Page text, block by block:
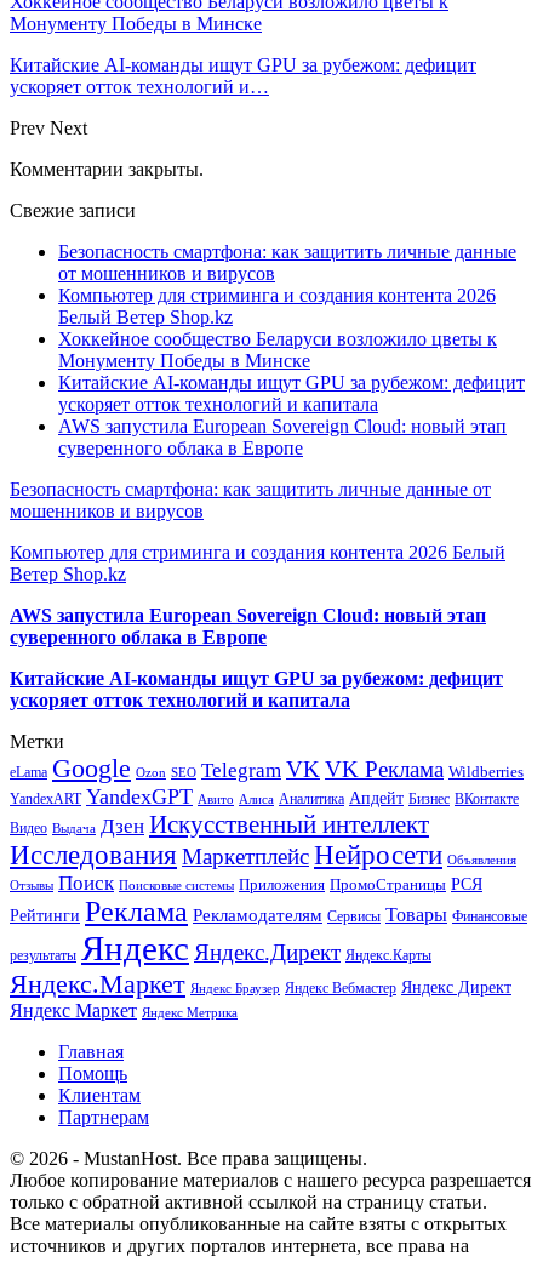
Монументу Победы в Минске
Китайские AI-команды ищут GPU за рубежом: дефицит
ускоряет отток технологий и…
Prev Next
Комментарии закрыты.
Свежие записи
Безопасность смартфона: как защитить личные данные
от мошенников и вирусов
Компьютер для стриминга и создания контента 2026
Белый Ветер Shop.kz
Хоккейное сообщество Беларуси возложило цветы к
Монументу Победы в Минске
Китайские AI-команды ищут GPU за рубежом: дефицит
ускоряет отток технологий и капитала
AWS запустила European Sovereign Cloud: новый этап
суверенного облака в Европе
Безопасность смартфона: как защитить личные данные от
мошенников и вирусов
Компьютер для стриминга и создания контента 2026 Белый
Ветер Shop.kz
AWS запустила European Sovereign Cloud: новый этап
суверенного облака в Европе
Китайские AI-команды ищут GPU за рубежом: дефицит
ускоряет отток технологий и капитала
Метки
eLama Google Ozon SEO Telegram VK VK Реклама Wildberries
YandexART YandexGPT Авито Алиса Аналитика Апдейт Бизнес ВКонтакте
Видео Выдача Дзен Искусственный интеллект
Исследования МаркетплейсНейросети Объявления
Отзывы Поиск Поисковые системы Приложения ПромоСтраницы РСЯ
Рейтинги Реклама Рекламодателям Сервисы Товары Финансовые
результаты Яндекс Яндекс.Директ Яндекс.Карты
Яндекс.Маркет Яндекс Браузер Яндекс Вебмастер Яндекс Директ
Яндекс Маркет Яндекс Метрика
Главная
Помощь
Клиентам
Партнерам
© 2026 - MustanHost. Все права защищены.
Любое копирование материалов с нашего ресурса разрешается
только с обратной активной ссылкой на страницу статьи.
Все материалы опубликованные на сайте взяты с открытых
источников и других порталов интернета, все права на